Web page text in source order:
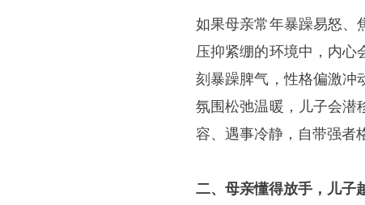
如果母亲常年暴躁易怒、
压抑紧绷的环境中，内心
刻暴躁脾气，性格偏激冲
氛围松弛温暖，儿子会潜
容、遇事冷静，自带强者
二、母亲懂得放手，儿子